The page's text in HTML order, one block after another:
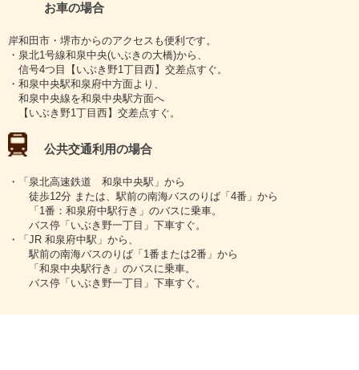
お車の場合
岸和田市・堺市からのアクセスも便利です。
・泉北1号線和泉中央(いぶきの大橋)から、
信号4つ目【いぶき野1丁目西】交差点すぐ。
・和泉中央駅和泉府中方面より、
和泉中央線を和泉中央駅方面へ
【いぶき野1丁目西】交差点すぐ。
公共交通利用の場合
・「泉北高速鉄道 和泉中央駅」から
徒歩12分 または、駅前の南海バスのりば「4番」から
「1番：和泉府中駅行き」のバスに乗車。
バス停「いぶき野一丁目」下車すぐ。
・「JR 和泉府中駅」から、
駅前の南海バスのりば「1番または2番」から
「和泉中央駅行き」のバスに乗車。
バス停「いぶき野一丁目」下車すぐ。